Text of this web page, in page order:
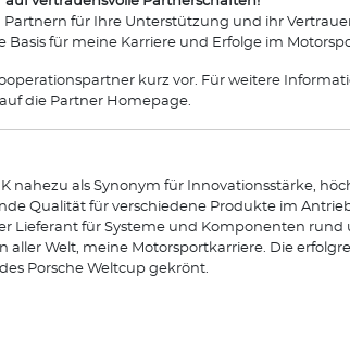
Partnern für Ihre Unterstützung und ihr
für meine Karriere und Erfolge im
kurz vor. Für weitere
die Partner Homepage.
nahezu als Synonym für Innovationsstärke,
Qualität für verschiedene Produkte im
Lieferant für Systeme und Komponenten
Welt, meine Motorsportkarriere. Die
Porsche Weltcup gekrönt.